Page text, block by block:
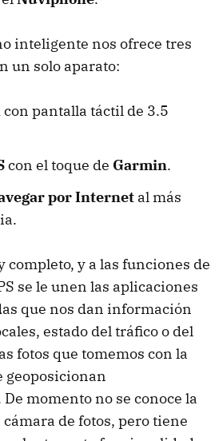
inteligente nos ofrece tres
un solo aparato:
con pantalla táctil de 3.5
con el toque de Garmin.
por Internet al más
completo, y a las funciones de
se le unen las aplicaciones
que nos dan información
estado del tráfico o del
fotos que tomemos con la
geoposicionan
momento no se conoce la
de fotos, pero tiene